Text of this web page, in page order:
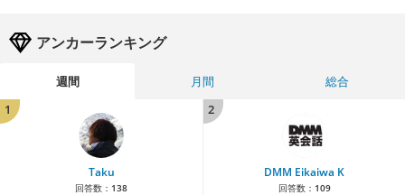
アンカーランキング
週間 月間
総合
1
Taku
回答数： 138
2
DMM Eikaiwa K
回答数： 109